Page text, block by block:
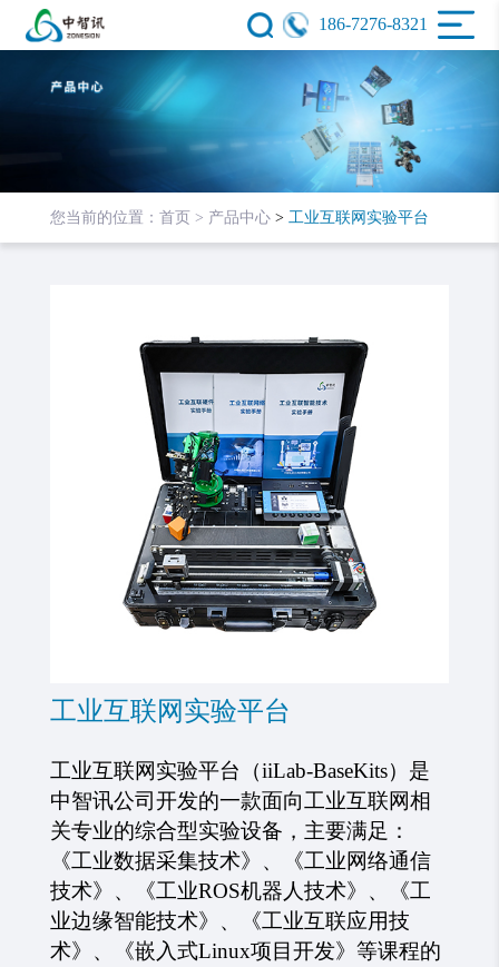
186-7276-8321
您当前的位置： 首页 > 产品中心> 工业互联网实验平台
工业互联网实验平台
工业互联网实验平台（iiLab-BaseKits）是
中智讯公司开发的一款面向工业互联网相
关专业的综合型实验设备，主要满足：
《工业数据采集技术》、《工业网络通信
技术》、《工业ROS机器人技术》、《工
业边缘智能技术》、《工业互联应用技
术》、《嵌入式Linux项目开发》 等课程的